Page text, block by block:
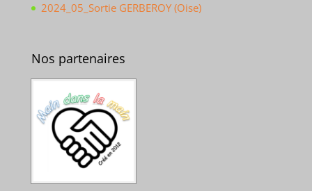
2024_05_Sortie GERBEROY (Oise)
Nos partenaires